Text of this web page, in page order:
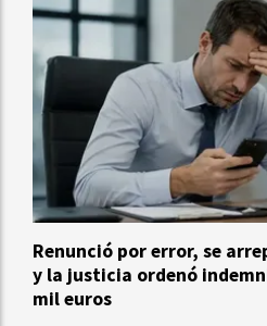
Renunció por error, se
y la justicia ordenó
mil euros